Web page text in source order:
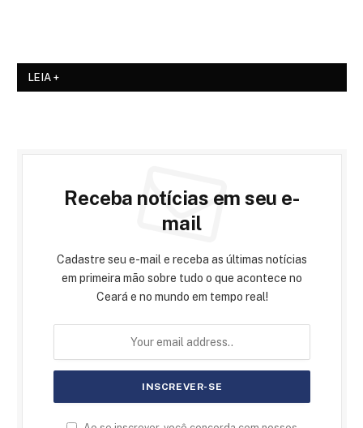
LEIA +
Receba notícias em seu e-
mail
Cadastre seu e-mail e receba as últimas notícias
em primeira mão sobre tudo o que acontece no
Ceará e no mundo em tempo real!